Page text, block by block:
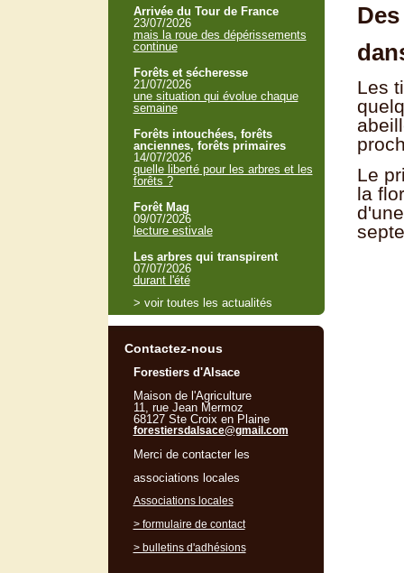
Les
Le
la
Arrivée du Tour de France
23/07/2026
mais la roue des dépérissements
continue
Forêts et sécheresse
21/07/2026
une situation qui évolue chaque
semaine
Forêts intouchées, forêts
anciennes, forêts primaires
14/07/2026
quelle liberté pour les arbres et les
forêts ?
Forêt Mag
09/07/2026
lecture estivale
Les arbres qui transpirent
07/07/2026
durant l'été
> voir toutes les actualités
Contactez-nous
Forestiers d'Alsace
Maison de l'Agriculture
11, rue Jean Mermoz
68127 Ste Croix en Plaine
forestiersdalsace@gmail.com
Merci de contacter les
associations locales
Associations locales
> formulaire de contact
> bulletins d'adhésions